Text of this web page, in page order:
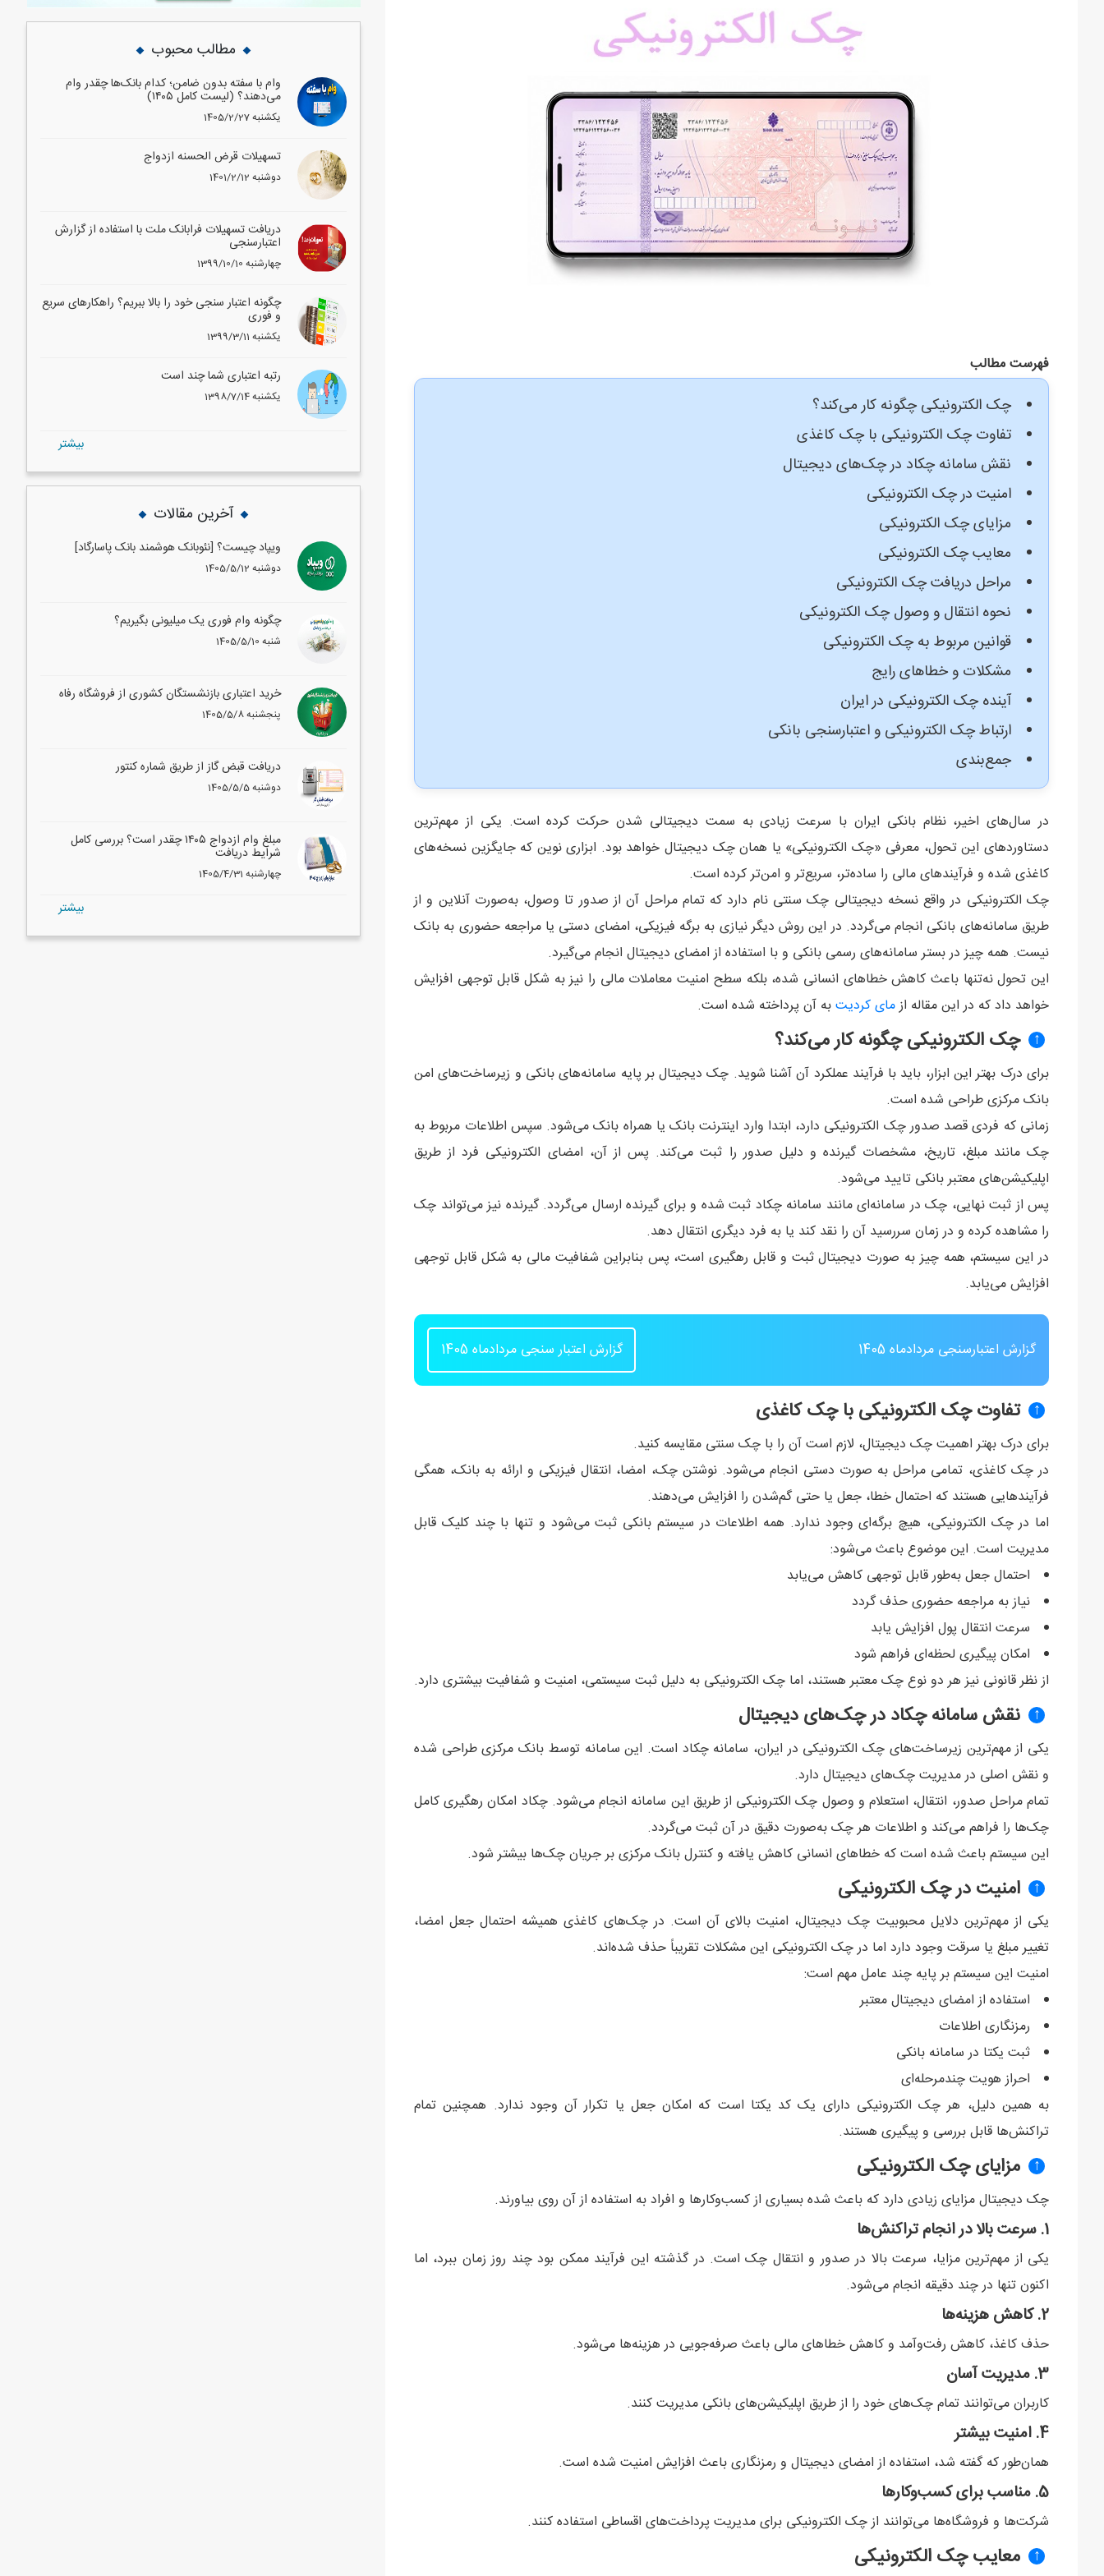
فهرست مطالب
چک الکترونیکی چگونه کار می‌کند؟
تفاوت چک الکترونیکی با چک کاغذی
نقش سامانه چکاد در چک‌های دیجیتال
امنیت در چک الکترونیکی
مزایای چک الکترونیکی
معایب چک الکترونیکی
مراحل دریافت چک الکترونیکی
نحوه انتقال و وصول چک الکترونیکی
قوانین مربوط به چک الکترونیکی
مشکلات و خطاهای رایج
آینده چک الکترونیکی در ایران
ارتباط چک الکترونیکی و اعتبارسنجی بانکی
جمع‌بندی
در سال‌های اخیر، نظام بانکی ایران با سرعت زیادی به سمت دیجیتالی شدن حرکت کرده است. یکی از مهم‌ترین
دستاوردهای این تحول، معرفی «چک الکترونیکی» یا همان چک دیجیتال خواهد بود. ابزاری نوین که جایگزین نسخه‌های
کاغذی شده و فرآیندهای مالی را ساده‌تر، سریع‌تر و امن‌تر کرده است.
چک الکترونیکی در واقع نسخه دیجیتالی چک سنتی نام دارد که تمام مراحل آن از صدور تا وصول، به‌صورت آنلاین و از
طریق سامانه‌های بانکی انجام می‌گردد. در این روش دیگر نیازی به برگه فیزیکی، امضای دستی یا مراجعه حضوری به بانک
نیست. همه چیز در بستر سامانه‌های رسمی بانکی و با استفاده از امضای دیجیتال انجام می‌گیرد.
این تحول نه‌تنها باعث کاهش خطاهای انسانی شده، بلکه سطح امنیت معاملات مالی را نیز به شکل قابل توجهی افزایش
خواهد داد که در این مقاله ازمای کردیتبه آن پرداخته شده است.
↑ چک الکترونیکی چگونه کار می‌کند؟
برای درک بهتر این ابزار، باید با فرآیند عملکرد آن آشنا شوید. چک دیجیتال بر پایه سامانه‌های بانکی و زیرساخت‌های امن
بانک مرکزی طراحی شده است.
زمانی که فردی قصد صدور چک الکترونیکی دارد، ابتدا وارد اینترنت بانک یا همراه بانک می‌شود. سپس اطلاعات مربوط به
چک مانند مبلغ، تاریخ، مشخصات گیرنده و دلیل صدور را ثبت می‌کند. پس از آن، امضای الکترونیکی فرد از طریق
اپلیکیشن‌های معتبر بانکی تایید می‌شود.
پس از ثبت نهایی، چک در سامانه‌ای مانند سامانه چکاد ثبت شده و برای گیرنده ارسال می‌گردد. گیرنده نیز می‌تواند چک
را مشاهده کرده و در زمان سررسید آن را نقد کند یا به فرد دیگری انتقال دهد.
در این سیستم، همه چیز به‌ صورت دیجیتال ثبت و قابل رهگیری است، پس بنابراین شفافیت مالی به شکل قابل توجهی
افزایش می‌یابد.
گزارش اعتبارسنجی مردادماه 1405 گزارش اعتبار سنجی مردادماه 1405
↑ تفاوت چک الکترونیکی با چک کاغذی
برای درک بهتر اهمیت چک دیجیتال، لازم است آن را با چک سنتی مقایسه کنید.
در چک کاغذی، تمامی مراحل به‌ صورت دستی انجام می‌شود. نوشتن چک، امضا، انتقال فیزیکی و ارائه به بانک، همگی
فرآیندهایی هستند که احتمال خطا، جعل یا حتی گم‌شدن را افزایش می‌دهند.
اما در چک الکترونیکی، هیچ برگه‌ای وجود ندارد. همه اطلاعات در سیستم بانکی ثبت می‌شود و تنها با چند کلیک قابل
مدیریت است. این موضوع باعث می‌شود:
احتمال جعل به‌طور قابل توجهی کاهش می‌یابد
نیاز به مراجعه حضوری حذف گردد
سرعت انتقال پول افزایش یابد
امکان پیگیری لحظه‌ای فراهم شود
از نظر قانونی نیز هر دو نوع چک معتبر هستند، اما چک الکترونیکی به دلیل ثبت سیستمی، امنیت و شفافیت بیشتری دارد.
↑ نقش سامانه چکاد در چک‌های دیجیتال
یکی از مهم‌ترین زیرساخت‌های چک الکترونیکی در ایران، سامانه چکاد است. این سامانه توسط بانک مرکزی طراحی شده
و نقش اصلی در مدیریت چک‌های دیجیتال دارد.
تمام مراحل صدور، انتقال، استعلام و وصول چک الکترونیکی از طریق این سامانه انجام می‌شود. چکاد امکان رهگیری کامل
چک‌ها را فراهم می‌کند و اطلاعات هر چک به‌صورت دقیق در آن ثبت می‌گردد.
این سیستم باعث شده است که خطاهای انسانی کاهش یافته و کنترل بانک مرکزی بر جریان چک‌ها بیشتر شود.
↑ امنیت در چک الکترونیکی
یکی از مهم‌ترین دلایل محبوبیت چک دیجیتال، امنیت بالای آن است. در چک‌های کاغذی همیشه احتمال جعل امضا،
تغییر مبلغ یا سرقت وجود دارد اما در چک الکترونیکی این مشکلات تقریباً حذف شده‌اند.
امنیت این سیستم بر پایه چند عامل مهم است:
استفاده از امضای دیجیتال معتبر
رمزنگاری اطلاعات
ثبت یکتا در سامانه بانکی
احراز هویت چندمرحله‌ای
به همین دلیل، هر چک الکترونیکی دارای یک کد یکتا است که امکان جعل یا تکرار آن وجود ندارد. همچنین تمام
تراکنش‌ها قابل بررسی و پیگیری هستند.
↑ مزایای چک الکترونیکی
چک دیجیتال مزایای زیادی دارد که باعث شده بسیاری از کسب‌وکارها و افراد به استفاده از آن روی بیاورند.
1. سرعت بالا در انجام تراکنش‌ها
یکی از مهم‌ترین مزایا، سرعت بالا در صدور و انتقال چک است. در گذشته این فرآیند ممکن بود چند روز زمان ببرد، اما
اکنون تنها در چند دقیقه انجام می‌شود.
2. کاهش هزینه‌ها
حذف کاغذ، کاهش رفت‌وآمد و کاهش خطاهای مالی باعث صرفه‌جویی در هزینه‌ها می‌شود.
3. مدیریت آسان
کاربران می‌توانند تمام چک‌های خود را از طریق اپلیکیشن‌های بانکی مدیریت کنند.
4. امنیت بیشتر
همان‌طور که گفته شد، استفاده از امضای دیجیتال و رمزنگاری باعث افزایش امنیت شده است.
5. مناسب برای کسب‌وکارها
شرکت‌ها و فروشگاه‌ها می‌توانند از چک الکترونیکی برای مدیریت پرداخت‌های اقساطی استفاده کنند.
↑ معایب چک الکترونیکی
مطالب محبوب
وام با سفته بدون ضامن؛ کدام بانک‌ها چقدر وام
می‌دهند؟ (لیست کامل ۱۴۰۵)
1405/2/27 یکشنبه
تسهیلات قرض الحسنه ازدواج
1401/2/12 دوشنبه
دریافت تسهیلات فرابانک ملت با استفاده از گزارش
اعتبارسنجی
1399/10/10 چهارشنبه
چگونه اعتبار سنجی خود را بالا ببریم؟ راهکارهای سریع
و فوری
1399/3/11 یکشنبه
رتبه اعتباری شما چند است
1398/7/14 یکشنبه
بيشتر
آخرین مقالات
ویپاد چیست؟ [نئوبانک هوشمند بانک پاسارگاد]
1405/5/12 دوشنبه
چگونه وام فوری یک میلیونی بگیریم؟
1405/5/10 شنبه
خرید اعتباری بازنشستگان کشوری از فروشگاه رفاه
1405/5/8 پنجشنبه
دریافت قبض گاز از طریق شماره کنتور
1405/5/5 دوشنبه
مبلغ وام ازدواج ۱۴۰۵ چقدر است؟ بررسی کامل
شرایط دریافت
1405/4/31 چهارشنبه
بيشتر